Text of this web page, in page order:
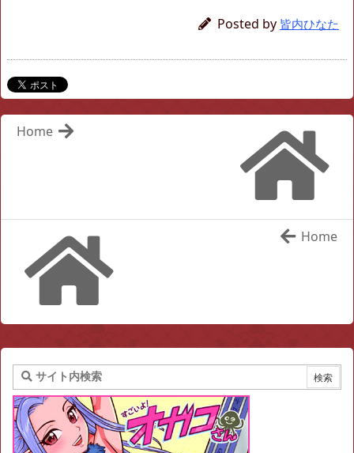
Posted by 皆内ひなた
Home
Home